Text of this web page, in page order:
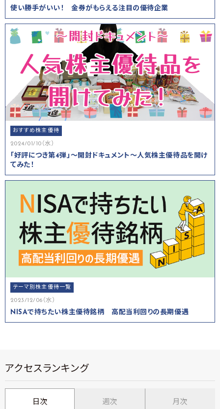
使い勝手がいい！ 金券がもらえる注目の優待企業
おすすめ株主優待
2024/01/10（水）
「好評につき第4弾」～開封ドキュメント～人気株主優待品を開け
てみた！
テーマ別株主優待一覧
2023/12/06（水）
NISAで持ちたい株主優待銘柄 高配当利回りの長期優遇
アクセスランキング
日次 週次 月次